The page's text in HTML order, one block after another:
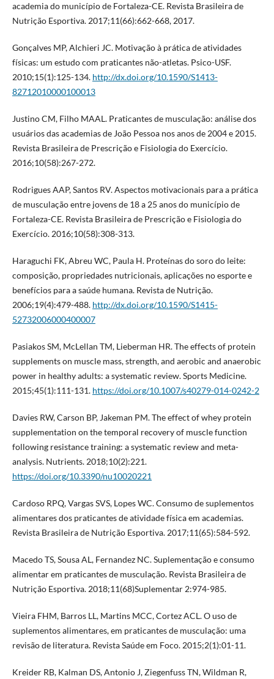
academia do município de Fortaleza-CE. Revista Brasileira de
Nutrição Esportiva. 2017;11(66):662-668, 2017.
Gonçalves MP, Alchieri JC. Motivação à prática de atividades
físicas: um estudo com praticantes não-atletas. Psico-USF.
2010;15(1):125-134. http://dx.doi.org/10.1590/S1413-
82712010000100013
Justino CM, Filho MAAL. Praticantes de musculação: análise dos
usuários das academias de João Pessoa nos anos de 2004 e 2015.
Revista Brasileira de Prescrição e Fisiologia do Exercício.
2016;10(58):267-272.
Rodrigues AAP, Santos RV. Aspectos motivacionais para a prática
de musculação entre jovens de 18 a 25 anos do município de
Fortaleza-CE. Revista Brasileira de Prescrição e Fisiologia do
Exercício. 2016;10(58):308-313.
Haraguchi FK, Abreu WC, Paula H. Proteínas do soro do leite:
composição, propriedades nutricionais, aplicações no esporte e
benefícios para a saúde humana. Revista de Nutrição.
2006;19(4):479-488. http://dx.doi.org/10.1590/S1415-
52732006000400007
Pasiakos SM, McLellan TM, Lieberman HR. The effects of protein
supplements on muscle mass, strength, and aerobic and anaerobic
power in healthy adults: a systematic review. Sports Medicine.
2015;45(1):111-131. https://doi.org/10.1007/s40279-014-0242-2
Davies RW, Carson BP, Jakeman PM. The effect of whey protein
supplementation on the temporal recovery of muscle function
following resistance training: a systematic review and meta-
analysis. Nutrients. 2018;10(2):221.
https://doi.org/10.3390/nu10020221
Cardoso RPQ, Vargas SVS, Lopes WC. Consumo de suplementos
alimentares dos praticantes de atividade física em academias.
Revista Brasileira de Nutrição Esportiva. 2017;11(65):584-592.
Macedo TS, Sousa AL, Fernandez NC. Suplementação e consumo
alimentar em praticantes de musculação. Revista Brasileira de
Nutrição Esportiva. 2018;11(68)Suplementar 2:974-985.
Vieira FHM, Barros LL, Martins MCC, Cortez ACL. O uso de
suplementos alimentares, em praticantes de musculação: uma
revisão de literatura. Revista Saúde em Foco. 2015;2(1):01-11.
Kreider RB, Kalman DS, Antonio J, Ziegenfuss TN, Wildman R,